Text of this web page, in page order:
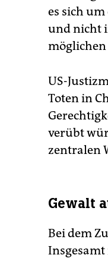
es sich
und nicht
möglichen
US-
Toten in
verübt
zentralen
Gewalt
Bei dem